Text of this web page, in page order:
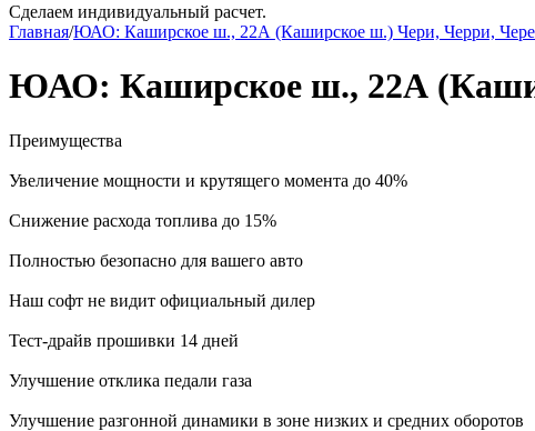
Сделаем индивидуальный расчет.
Главная/ЮАО: Каширское ш., 22А (Каширское ш.) Чери, Черри,
ЮАО: Каширское ш., 22А
Преимущества
Увеличение мощности и крутящего момента до 40%
Снижение расхода топлива до 15%
Полностью безопасно для вашего авто
Наш софт не видит официальный дилер
Тест-драйв прошивки 14 дней
Улучшение отклика педали газа
Улучшение разгонной динамики в зоне низких и средних оборотов